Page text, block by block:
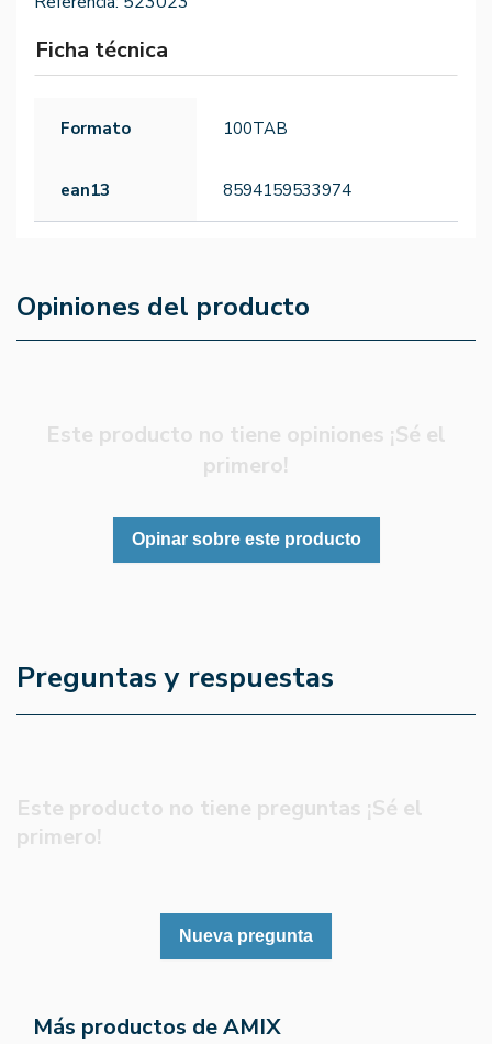
Ficha técnica
Formato 100TAB
ean13 8594159533974
Opiniones del producto
Este producto no tiene opiniones ¡Sé el
primero!
Opinar sobre este producto
Preguntas y respuestas
Este producto no tiene preguntas ¡Sé el
primero!
Nueva pregunta
Más productos de AMIX